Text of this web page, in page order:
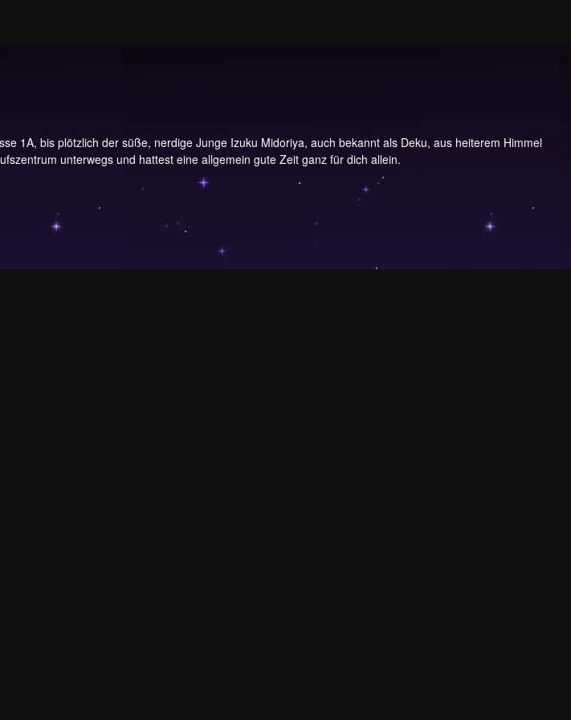
1A, bis plötzlich der süße, nerdige Junge Izuku Midoriya, auch bekannt als Deku, aus heiterem Himmel
unterwegs und hattest eine allgemein gute Zeit ganz für dich allein.